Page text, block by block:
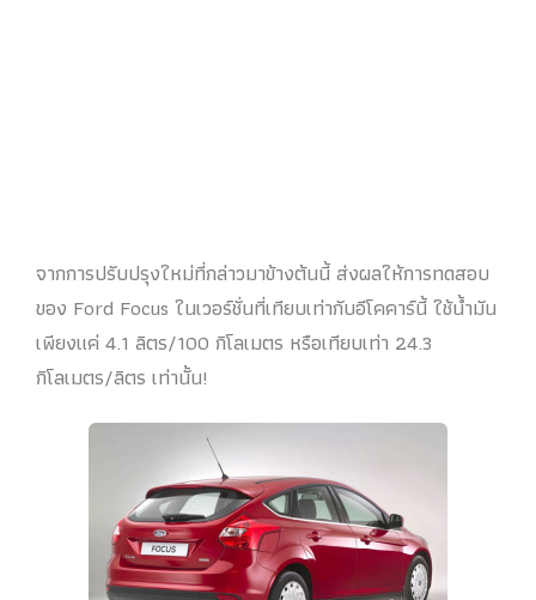
จากการปรับปรุงใหม่ที่กล่าวมาข้างต้นนี้ ส่งผลให้การทดสอบ
ของ Ford Focus ในเวอร์ชั่นที่เทียบเท่ากับอีโคคาร์นี้ ใช้น้ำมัน
เพียงแค่ 4.1 ลิตร/100 กิโลเมตร หรือเทียบเท่า 24.3
กิโลเมตร/ลิตร เท่านั้น!